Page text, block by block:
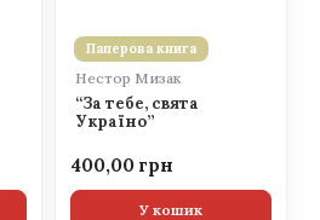
Паперова книга
Нестор Мизак
“За тебе, свята
Україно”
400,00
У кошик